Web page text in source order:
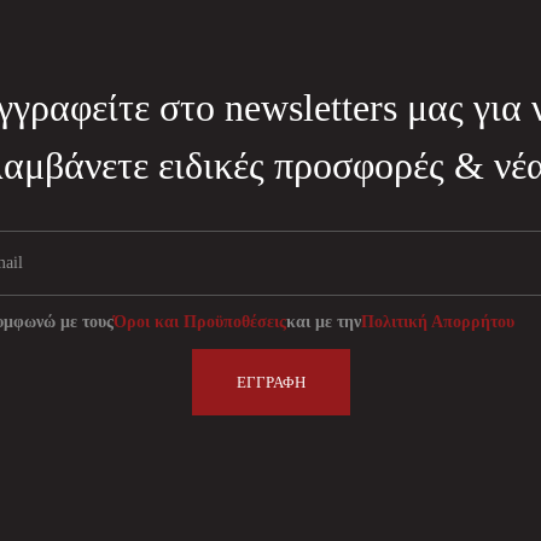
στο newsletters μας για
ειδικές προσφορές &
με τουςΌροι και Προϋποθέσειςκαι με τηνΠολιτική Απορρήτου
ΕΓΓΡΑΦΉ